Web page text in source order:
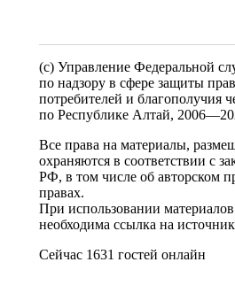
(c) Управление Федеральной
по надзору в сфере защиты прав
потребителей и благополучия
по Республике Алтай,
Все права на материалы,
охраняются в соответствии с
РФ, в том числе об авторском
правах.
При использовании материалов
необходима ссылка на источник
Сейчас 1631 гостей онлайн